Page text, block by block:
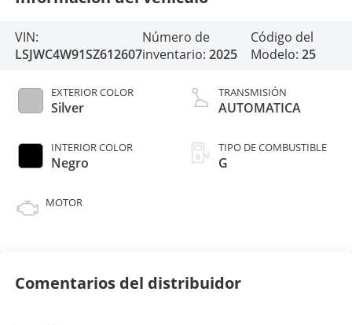
VIN:
LSJWC4W91SZ612607
Número de
inventario: 2025
Código del
Modelo:25
EXTERIOR COLOR
Silver
INTERIOR COLOR
Negro
MOTOR
TRANSMISIÓN
AUTOMATICA
TIPO DE COMBUSTIBLE
G
Comentarios del distribuidor